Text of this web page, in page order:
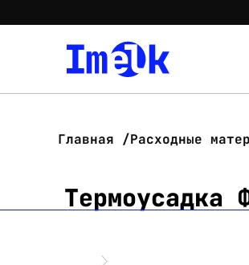
Главная Расходные
Термоусадка